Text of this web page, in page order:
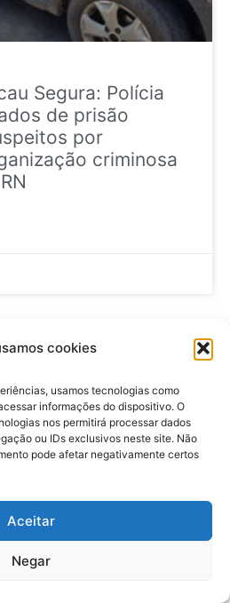
cookies
usamos tecnologias como
informações do dispositivo. O
nos permitirá processar dados
ou IDs exclusivos neste site. Não
pode afetar negativamente certos
Aceitar
Negar
Segura: Polícia
de prisão
por
criminosa
Pedagógica